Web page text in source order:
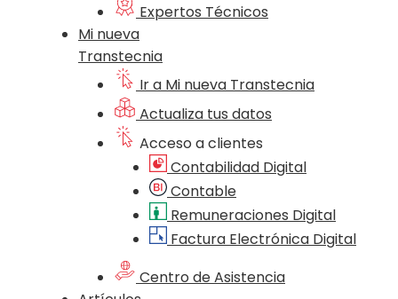
Expertos Técnicos
Mi nueva
Transtecnia
Ir a Mi nueva Transtecnia
Actualiza tus datos
Acceso a clientes
Contabilidad Digital
Contable
Remuneraciones Digital
Factura Electrónica Digital
Centro de Asistencia